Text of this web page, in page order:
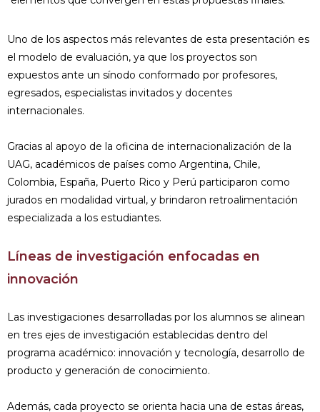
Uno de los aspectos más relevantes de esta presentación es
el modelo de evaluación, ya que los proyectos son
expuestos ante un sínodo conformado por profesores,
egresados, especialistas invitados y docentes
internacionales.
Gracias al apoyo de la oficina de internacionalización de la
UAG, académicos de países como Argentina, Chile,
Colombia, España, Puerto Rico y Perú participaron como
jurados en modalidad virtual, y brindaron retroalimentación
especializada a los estudiantes.
Líneas de investigación enfocadas en
innovación
Las investigaciones desarrolladas por los alumnos se alinean
en tres ejes de investigación establecidas dentro del
programa académico: innovación y tecnología, desarrollo de
producto y generación de conocimiento.
Además, cada proyecto se orienta hacia una de estas áreas,